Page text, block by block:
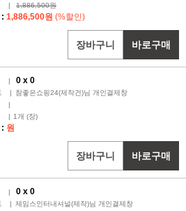
1,886,500원
1,886,500원 (%할인)
바로구매
장바구니
0 x 0
참좋은쇼핑24(제작건)님 개인결제창
1개 (장)
원
바로구매
장바구니
0 x 0
제임스인터내셔널(제작)님 개인결제창